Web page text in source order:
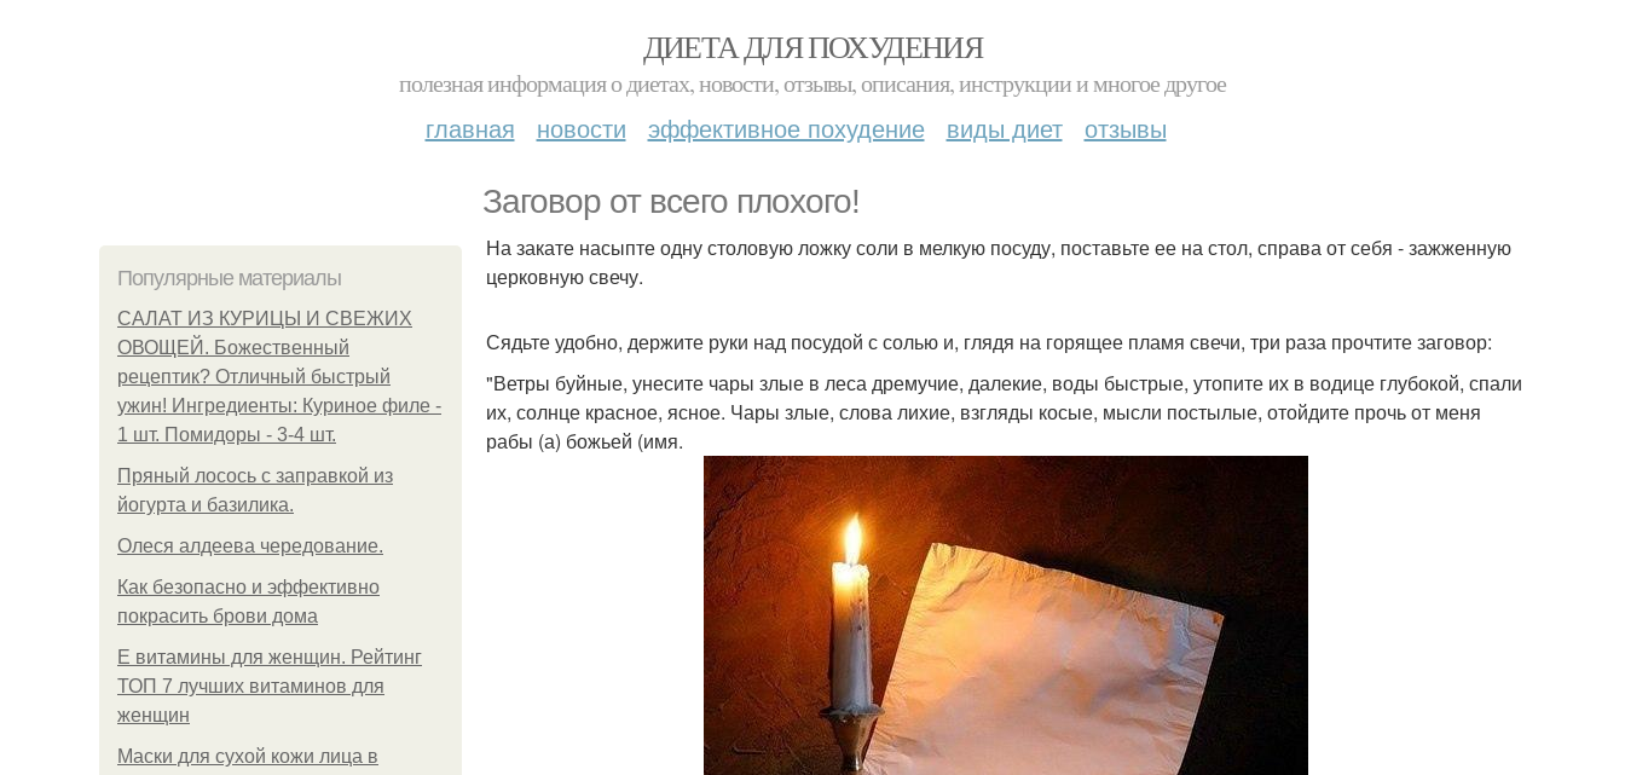
ДИЕТА ДЛЯ ПОХУДЕНИЯ
полезная информация о диетах, новости, отзывы, описания, инструкции и многое другое
главная новости эффективное похудение виды диет отзывы
Заговор от всего плохого!
Популярные материалы
САЛАТ ИЗ КУРИЦЫ И СВЕЖИХ
ОВОЩЕЙ. Божественный
рецептик? Отличный быстрый
ужин! Ингредиенты: Куриное филе -
1 шт. Помидоры - 3-4 шт.
Пряный лосось с заправкой из
йогурта и базилика.
Олеся алдеева чередование.
Как безопасно и эффективно
покрасить брови дома
Е витамины для женщин. Рейтинг
ТОП 7 лучших витаминов для
женщин
Маски для сухой кожи лица в
На закате насыпте одну столовую ложку соли в мелкую посуду, поставьте ее на стол, справа от себя - зажженную
церковную свечу.
Сядьте удобно, держите руки над посудой с солью и, глядя на горящее пламя свечи, три раза прочтите заговор:
"Ветры буйные, унесите чары злые в леса дремучие, далекие, воды быстрые, утопите их в водице глубокой, спали
их, солнце красное, ясное. Чары злые, слова лихие, взгляды косые, мысли постылые, отойдите прочь от меня
рабы (а) божьей (имя.